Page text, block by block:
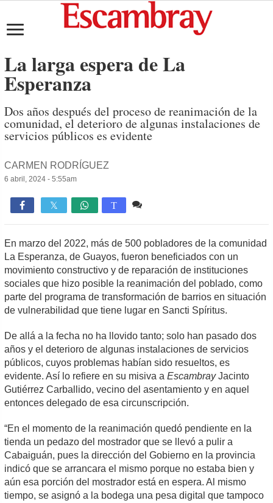
La larga espera de La
Esperanza
Dos años después del proceso de reanimación de la
comunidad, el deterioro de algunas instalaciones de
servicios públicos es evidente
CARMEN RODRÍGUEZ
6 abril, 2024 - 5:55am
 T
En marzo del 2022, más de 500 pobladores de la comunidad
La Esperanza, de Guayos, fueron beneficiados con un
movimiento constructivo y de reparación de instituciones
sociales que hizo posible la reanimación del poblado, como
parte del programa de transformación de barrios en situación
de vulnerabilidad que tiene lugar en Sancti Spíritus.
De allá a la fecha no ha llovido tanto; solo han pasado dos
años y el deterioro de algunas instalaciones de servicios
públicos, cuyos problemas habían sido resueltos, es
evidente. Así lo refiere en su misiva aEscambrayJacinto
Gutiérrez Carballido, vecino del asentamiento y en aquel
entonces delegado de esa circunscripción.
“En el momento de la reanimación quedó pendiente en la
tienda un pedazo del mostrador que se llevó a pulir a
Cabaiguán, pues la dirección del Gobierno en la provincia
indicó que se arrancara el mismo porque no estaba bien y
aún esa porción del mostrador está en espera. Al mismo
tiempo, se asignó a la bodega una pesa digital que tampoco